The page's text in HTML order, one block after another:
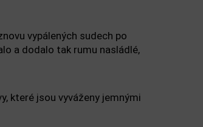
vypálených sudech po
a dodalo tak rumu nasládlé,
které jsou vyváženy jemnými